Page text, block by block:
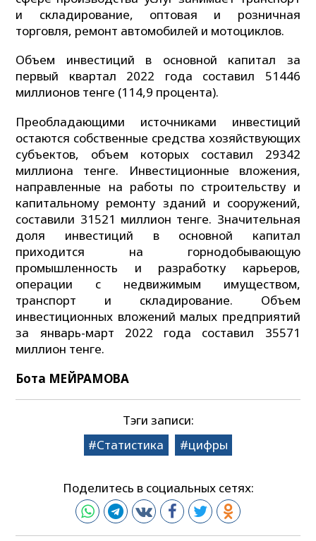
и складирование, оптовая и розничная
торговля, ремонт автомобилей и мотоциклов.
Объем инвестиций в основной капитал за
первый квартал 2022 года составил 51446
миллионов тенге (114,9 процента).
Преобладающими источниками инвестиций
остаются собственные средства хозяйствующих
субъектов, объем которых составил 29342
миллиона тенге. Инвестиционные вложения,
направленные на работы по строительству и
капитальному ремонту зданий и сооружений,
составили 31521 миллион тенге. Значительная
доля инвестиций в основной капитал
приходится на горнодобывающую
промышленность и разработку карьеров,
операции с недвижимым имуществом,
транспорт и складирование. Объем
инвестиционных вложений малых предприятий
за январь-март 2022 года составил 35571
миллион тенге.
Бота МЕЙРАМОВА
Тэги записи:
Статистика
цифры
Поделитесь в социальных сетях: